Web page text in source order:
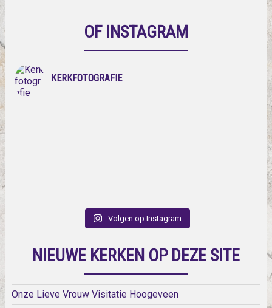
OF INSTAGRAM
KERKFOTOGRAFIE
Volgen op Instagram
NIEUWE KERKEN OP DEZE SITE
Onze Lieve Vrouw Visitatie Hoogeveen